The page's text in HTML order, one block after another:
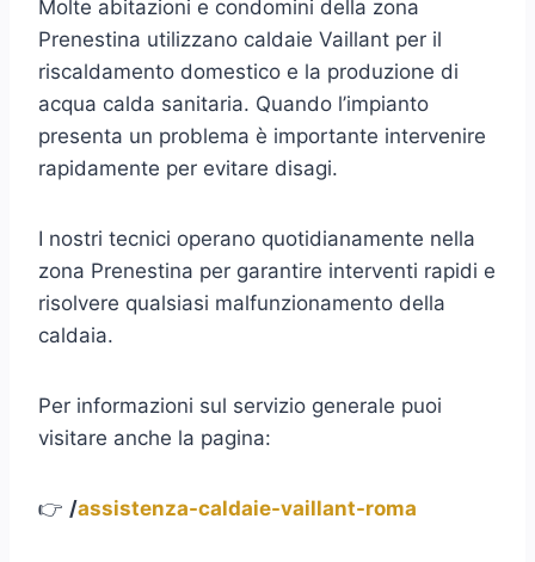
Molte abitazioni e condomini della zona
Prenestina utilizzano caldaie Vaillant per il
riscaldamento domestico e la produzione di
acqua calda sanitaria. Quando l’impianto
presenta un problema è importante intervenire
rapidamente per evitare disagi.
I nostri tecnici operano quotidianamente nella
zona Prenestina per garantire interventi rapidi e
risolvere qualsiasi malfunzionamento della
caldaia.
Per informazioni sul servizio generale puoi
visitare anche la pagina:
👉 /assistenza-caldaie-vaillant-roma